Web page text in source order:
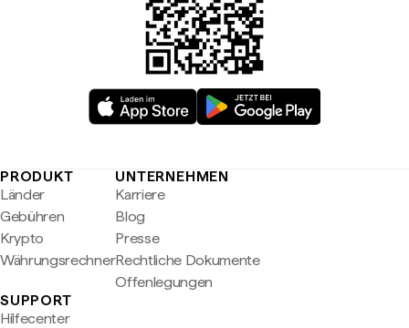
PRODUKT
Länder
Gebühren
Krypto
Währungsrechner
UNTERNEHMEN
Karriere
Blog
Presse
Rechtliche Dokumente
Offenlegungen
SUPPORT
Hilfecenter